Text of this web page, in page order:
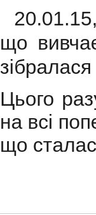
що
Цього
на всі
що